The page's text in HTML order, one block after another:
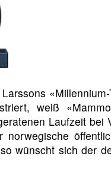
weiß
Laufzeit
wünscht sich der